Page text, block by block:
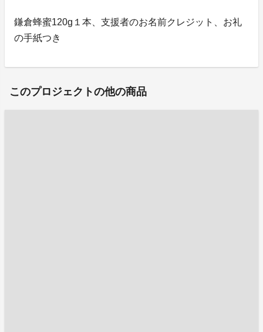
鎌倉蜂蜜120g１本、支援者のお名前クレジット、お礼
の手紙つき
このプロジェクトの他の商品